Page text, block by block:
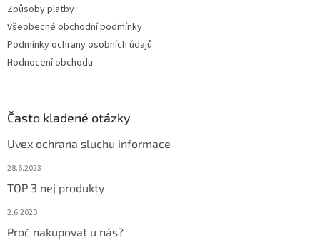
Způsoby platby
Všeobecné obchodní podmínky
Podmínky ochrany osobních údajů
Hodnocení obchodu
Často kladené otázky
Uvex ochrana sluchu informace
28.6.2023
TOP 3 nej produkty
2.6.2020
Proč nakupovat u nás?